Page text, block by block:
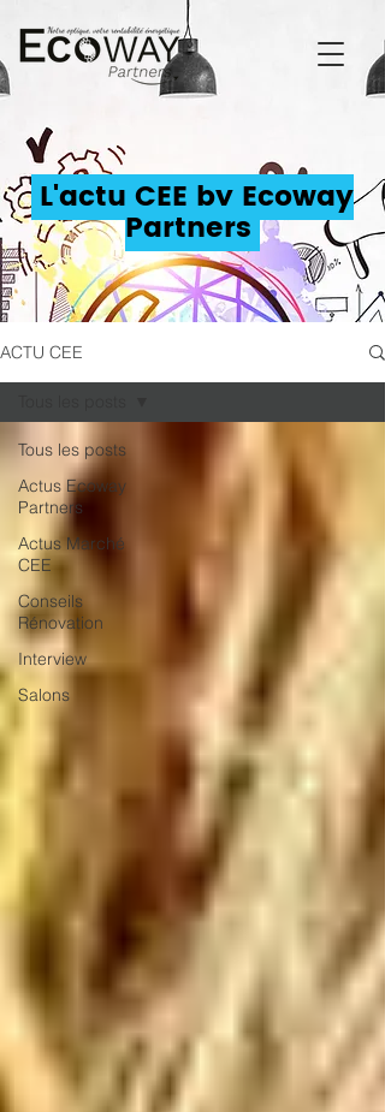
L'actu CEE by Ecoway
Partners
ACTU CEE
Tous les posts
Actus Ecoway
Partners
Actus Marché
CEE
Conseils
Rénovation
Interview
Salons